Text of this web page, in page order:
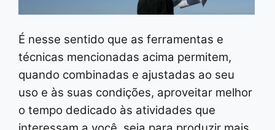
É nesse sentido que as ferramentas e
técnicas mencionadas acima permitem,
quando combinadas e ajustadas ao seu
uso e às suas condições, aproveitar melhor
o tempo dedicado às atividades que